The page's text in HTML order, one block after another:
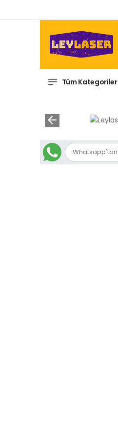
Tüm Kategoriler